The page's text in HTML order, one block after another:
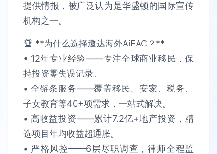
提供情报，被广泛认为是华盛顿的国际宣传
机构之一。
🏆 **为什么选择遨达海外AiEAC？**​​
• 12年专业经验​​——专注全球商业移民，保
持​​投资零失误​​记录。
• 全链条服务​​——覆盖移民、安家、税务、
子女教育等40+项需求，​​一站式解决​​。​​
• 高收益投资​​——累计​​7.2亿+​​地产投资，精
选项目​​年均收益超通胀​​。​​
• 严格风控​​——6层尽职调查，律师全程监